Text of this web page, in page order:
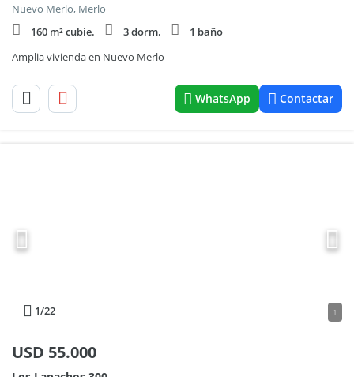
Nuevo Merlo, Merlo
160 m² cubie.
3 dorm.
1 baño
Amplia vivienda en Nuevo Merlo
WhatsApp Contactar
1/22 1
USD 55.000